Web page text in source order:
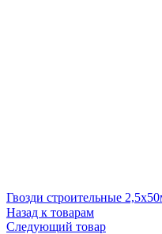
Гвозди строительные
Назад к товарам
Следующий товар